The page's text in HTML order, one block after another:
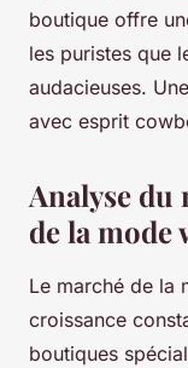
boutique offre
les puristes que
audacieuses.
avec esprit
Analyse du
de la mode
Le marché de la
croissance
boutiques